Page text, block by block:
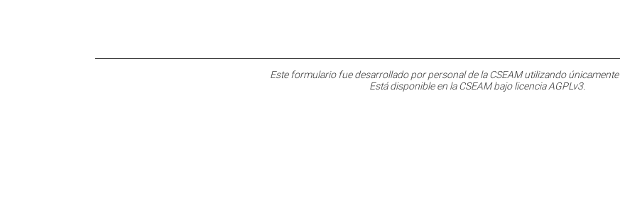
Este formulario fue desarrollado por personal de la CSEAM utilizando únicamente
Está disponible en la CSEAM bajo licencia AGPLv3.